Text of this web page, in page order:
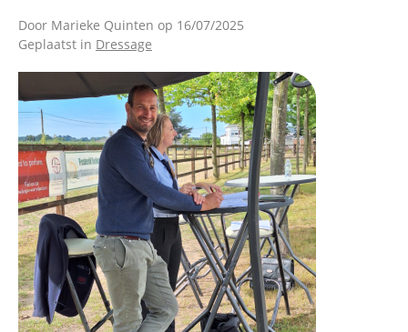
Door Marieke Quinten op 16/07/2025
Geplaatst in Dressage
Afbeelding